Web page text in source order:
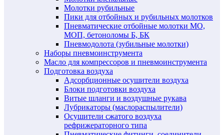
Молотки рубильные
Пики для отбойных и рубильных молотков
Пневматические отбойные молотки МО,
МОП, бетоноломы Б, БК
Пневмодолота (зубильные молотки)
Наборы пневмоинструмента
Масло для компрессоров и пневмоинструмента
Подготовка воздуха
Адсорбционные осушители воздуха
Блоки подготовки воздуха
Витые шланги и воздушные рукава
Лубрикаторы (маслораспылители)
Осушители сжатого воздуха
рефрижераторного типа